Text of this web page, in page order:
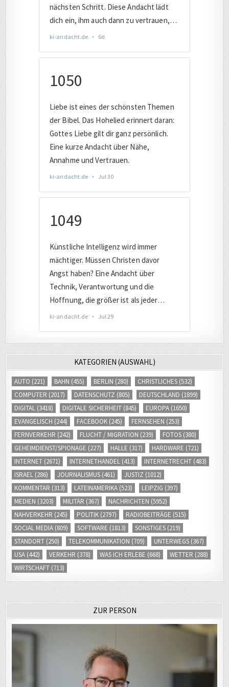
KATEGORIEN (AUSWAHL)
AUTO (221) BAHN (455) BERLIN (280) CHRISTLICHES (532)
COMPUTER (2017) DATENSCHUTZ (805) DEUTSCHLAND (1899)
DIGITAL (3418) DIGITALE SICHERHEIT (845) EUROPA (1650)
EVANGELISCH (244) FACEBOOK (245) FERNSEHEN (253)
FERNVERKEHR (242) FLUCHT / MIGRATION (239) FOTOS (380)
GEHEIMDIENST/SPIONAGE (227) HALLE (317) HARDWARE (721)
INTERNET (2671) INTERNETHANDEL (413) INTERNETRECHT (483)
ISRAEL (286) JOURNALISMUS (461) JUSTIZ (1012)
KOMMENTAR (313) LATEINAMERIKA (523) LEIPZIG (397)
MEDIEN (3203) MILITÄR (367) NACHRICHTEN (5952)
NAHVERKEHR (245) POLITIK (2797) RADIOBEITRÄGE (515)
SOCIAL MEDIA (809) SOFTWARE (1813) SONSTIGES (219)
STANDORT (250) TELEKOMMUNIKATION (709) UNTERWEGS (367)
USA (442) VERKEHR (378) WAS ICH ERLEBE (668) WETTER (288)
WIRTSCHAFT (713)
ZUR PERSON